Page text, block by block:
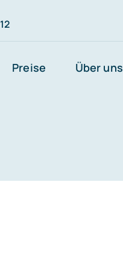
Preise Über uns